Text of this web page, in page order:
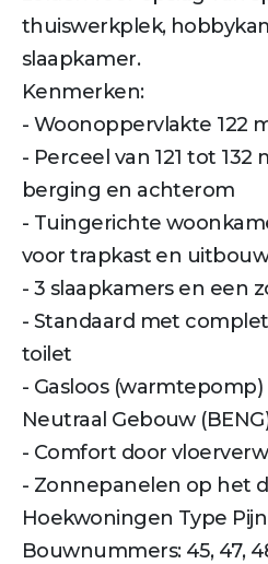
thuiswerkplek,
slaapkamer.
Kenmerken:
- Woonoppervlakte 122
- Perceel van 121 tot 132
berging en achterom
- Tuingerichte
voor trapkast en
- 3 slaapkamers en een
- Standaard met
toilet
- Gasloos
Neutraal Gebouw
- Comfort door
- Zonnepanelen op het
Hoekwoningen Type
Bouwnummers: 45, 47,